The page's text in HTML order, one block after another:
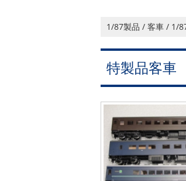
1/87製品 / 客車 / 1/
特製品客車